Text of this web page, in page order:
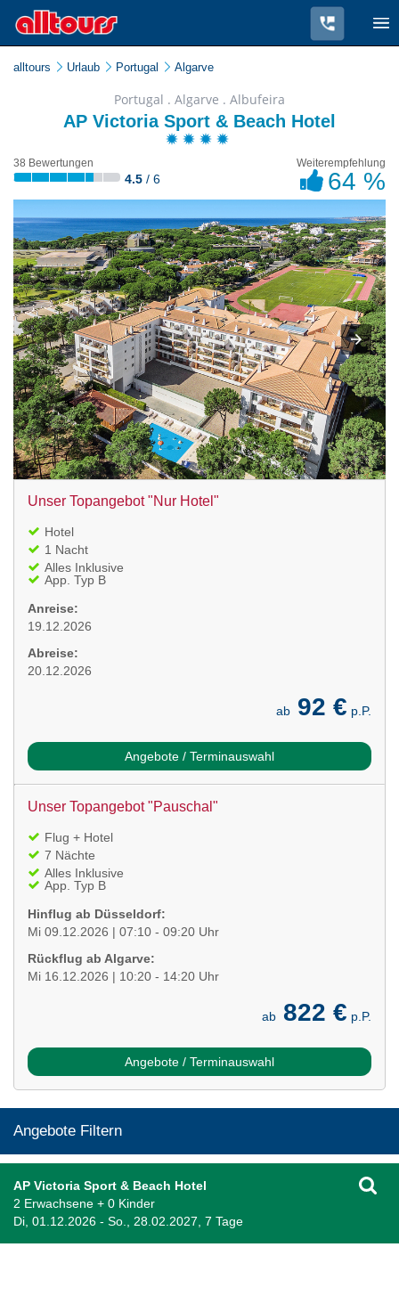
alltours Urlaub Portugal Algarve
Portugal . Algarve . Albufeira
AP Victoria Sport & Beach Hotel
38 Bewertungen
4.5 / 6
Weiterempfehlung
64 %
Unser Topangebot "Nur Hotel"
Hotel
1 Nacht
Alles Inklusive
App. Typ B
Anreise:
19.12.2026
Abreise:
20.12.2026
ab 92 € p.P.
Angebote / Terminauswahl
Unser Topangebot "Pauschal"
Flug + Hotel
7 Nächte
Alles Inklusive
App. Typ B
Hinflug ab Düsseldorf:
Mi 09.12.2026 | 07:10 - 09:20 Uhr
Rückflug ab Algarve:
Mi 16.12.2026 | 10:20 - 14:20 Uhr
ab 822 € p.P.
Angebote / Terminauswahl
Angebote Filtern
AP Victoria Sport & Beach Hotel
2 Erwachsene + 0 Kinder
Di, 01.12.2026 - So., 28.02.2027, 7 Tage